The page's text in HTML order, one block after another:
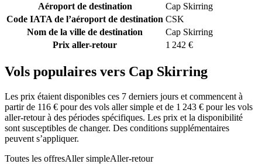
Aéroport de destination
Cap Skirring
Code IATA de l’aéroport de destination CSK
Nom de la ville de destination
Cap Skirring
Prix aller-retour
1 242 €
Vols populaires vers Cap Skirring
Les prix étaient disponibles ces 7 derniers jours et commencent à
partir de 116 € pour des vols aller simple et de 1 243 € pour les vols
aller-retour à des périodes spécifiques. Les prix et la disponibilité
sont susceptibles de changer. Des conditions supplémentaires
peuvent s’appliquer.
Toutes les offresAller simpleAller-retour